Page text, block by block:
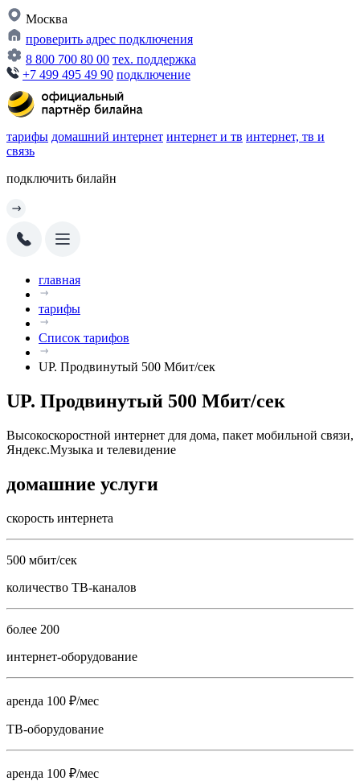
Москва
проверить адрес подключения
8 800 700 80 00 тех. поддержка
+7 499 495 49 90 подключение
тарифы домашний интернет интернет и тв интернет, тв и
связь
подключить билайн
главная
тарифы
Список тарифов
UP. Продвинутый 500 Мбит/сек
UP. Продвинутый 500 Мбит/сек
Высокоскоростной интернет для дома, пакет мобильной связи,
Яндекс.Музыка и телевидение
домашние услуги
скорость интернета
500 мбит/сек
количество ТВ-каналов
более 200
интернет-оборудование
аренда 100 ₽/мес
ТВ-оборудование
аренда 100 ₽/мес